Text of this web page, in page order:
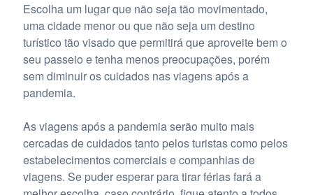
Escolha um lugar que não seja tão movimentado,
uma cidade menor ou que não seja um destino
turístico tão visado que permitirá que aproveite bem o
seu passeio e tenha menos preocupações, porém
sem diminuir os cuidados nas viagens após a
pandemia.
As viagens após a pandemia serão muito mais
cercadas de cuidados tanto pelos turistas como pelos
estabelecimentos comerciais e companhias de
viagens. Se puder esperar para tirar férias fará a